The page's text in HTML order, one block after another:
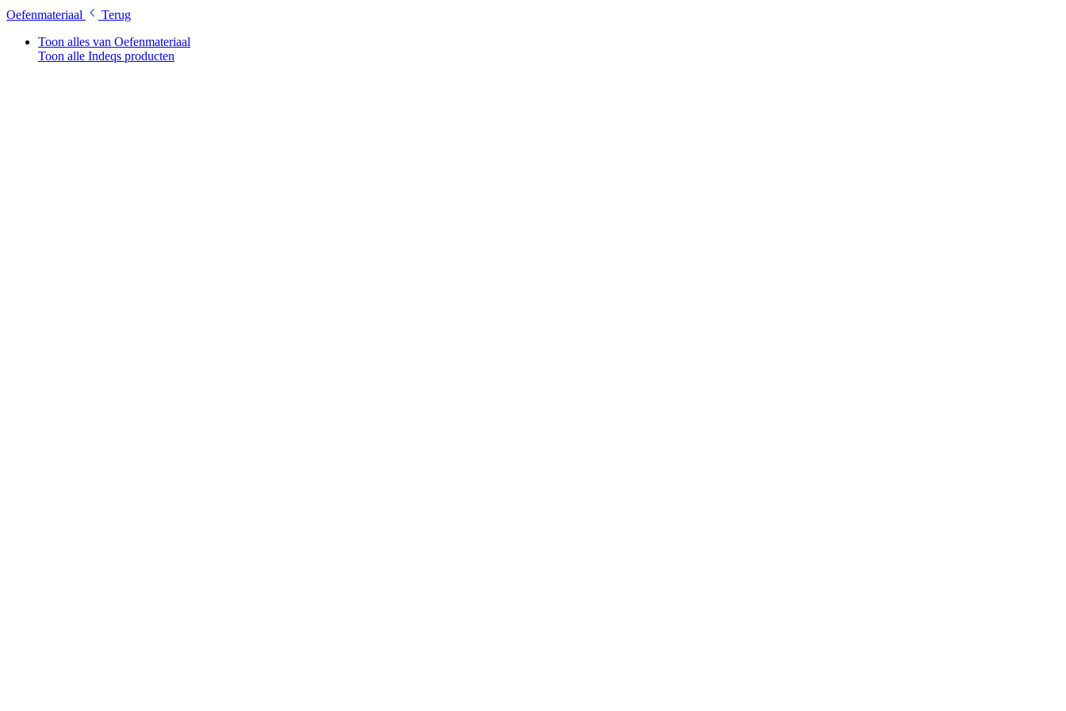
Oefenmateriaal
Terug
Toon alles van Oefenmateriaal
Toon alle Indeqs producten